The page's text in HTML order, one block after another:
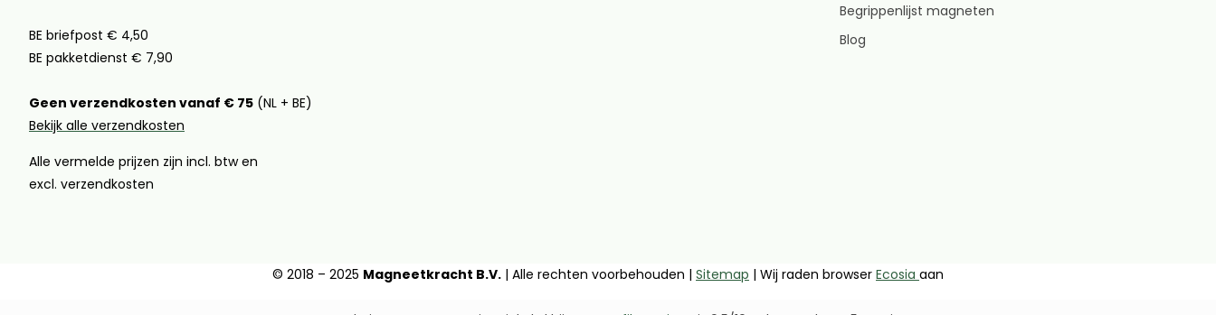
BE briefpost € 4,50
BE pakketdienst € 7,90
Geen verzendkosten vanaf € 75 (NL + BE)
Bekijk alle verzendkosten
Alle vermelde prijzen zijn incl. btw en
excl. verzendkosten
Begrippenlijst magneten
Blog
© 2018 – 2025 Magneetkracht B.V. | Alle rechten voorbehouden | Sitemap | Wij raden browser Ecosia aan